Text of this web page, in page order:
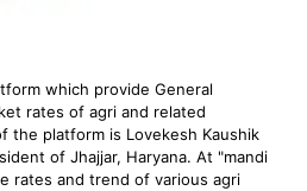
which provide General
rates of agri and related
the platform is Lovekesh Kaushik
of Jhajjar, Haryana. At "mandi
rates and trend of various agri